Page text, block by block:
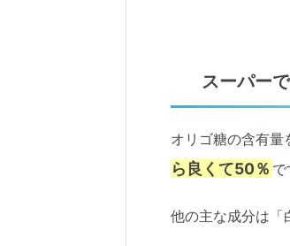
スーパー
オリゴ糖の含有量
ら良くて50％ で
他の主な成分は「